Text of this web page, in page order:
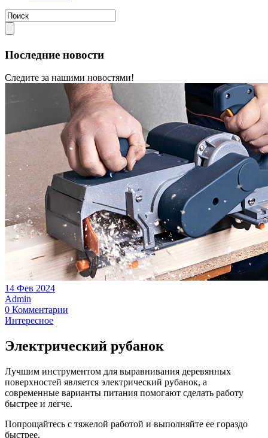
Последние новости
Следите за нашими новостями!
14 Фев 2024
Admin
0 Комментарии
Интересное
Электрический рубанок
Лучшим инструментом для выравнивания деревянных
поверхностей является электрический рубанок, а
современные варианты питания помогают сделать работу
быстрее и легче.
Попрощайтесь с тяжелой работой и выполняйте ее гораздо
быстрее.